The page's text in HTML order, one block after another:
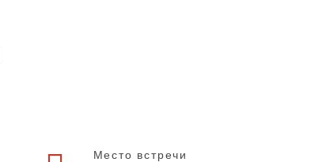
Место встречи